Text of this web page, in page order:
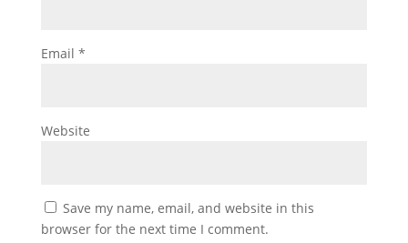
Email *
Website
Save my name, email, and website in this
browser for the next time I comment.